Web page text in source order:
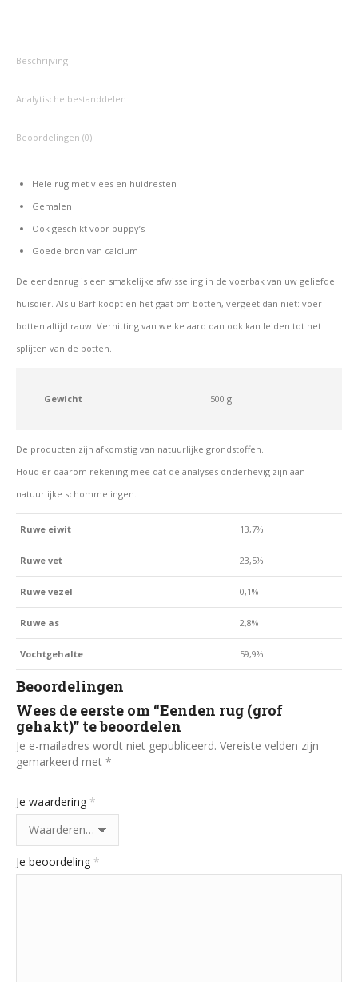
Facebook
X
PinterestLinkedInWhatsApp
Beschrijving
Analytische bestanddelen
Beoordelingen (0)
Hele rug met vlees en huidresten
Gemalen
Ook geschikt voor puppy’s
Goede bron van calcium
De eendenrug is een smakelijke afwisseling in de voerbak van uw geliefde
huisdier. Als u Barf koopt en het gaat om botten, vergeet dan niet: voer
botten altijd rauw. Verhitting van welke aard dan ook kan leiden tot het
splijten van de botten.
Gewicht 500 g
De producten zijn afkomstig van natuurlijke grondstoffen.
Houd er daarom rekening mee dat de analyses onderhevig zijn aan
natuurlijke schommelingen.
Ruwe eiwit 13,7%
Ruwe vet 23,5%
Ruwe vezel 0,1%
Ruwe as 2,8%
Vochtgehalte 59,9%
Beoordelingen
Wees de eerste om “Eenden rug (grof
gehakt)” te beoordelen
Je e-mailadres wordt niet gepubliceerd. Vereiste velden zijn
gemarkeerd met *
Je waardering *
Je beoordeling *